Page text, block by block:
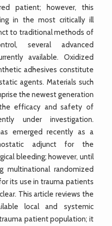
patient; however, this
in the most critically ill
to traditional methods of
several advanced
available. Oxidized
adhesives constitute
agents. Materials such
the newest generation
efficacy and safety of
under investigation.
emerged recently as a
adjunct for the
bleeding; however, until
randomized
its use in trauma patients
This article reviews the
local and systemic
patient population; it